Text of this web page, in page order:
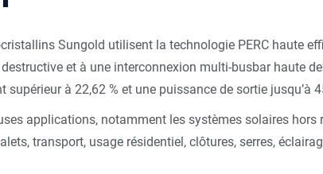
Sungold utilisent la technologie PERC haute
et à une interconnexion multi-busbar haute
à 22,62 % et une puissance de sortie jusqu’à
applications, notamment les systèmes solaires hors
transport, usage résidentiel, clôtures, serres,